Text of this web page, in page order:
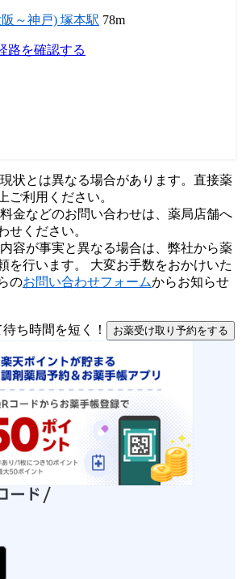
～神戸) 塚本駅 78m
路を確認する
状とは異なる場合があります。直接薬
ご利用ください。
金などのお問い合わせは、薬局店舗へ
せください。
容が事実と異なる場合は、弊社から薬
を行います。 大変お手数をおかけいた
のお問い合わせフォームからお知らせ
お薬受け取り予約をする